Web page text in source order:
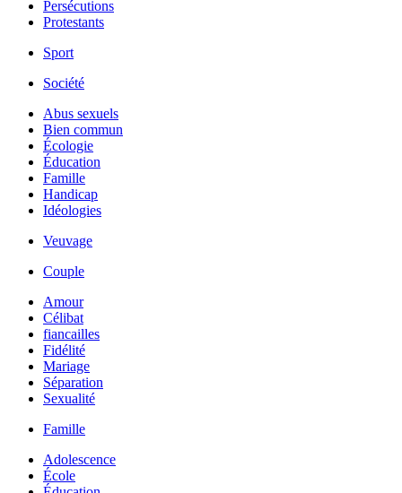
Persécutions
Protestants
Sport
Société
Abus sexuels
Bien commun
Écologie
Éducation
Famille
Handicap
Idéologies
Veuvage
Couple
Amour
Célibat
fiancailles
Fidélité
Mariage
Séparation
Sexualité
Famille
Adolescence
École